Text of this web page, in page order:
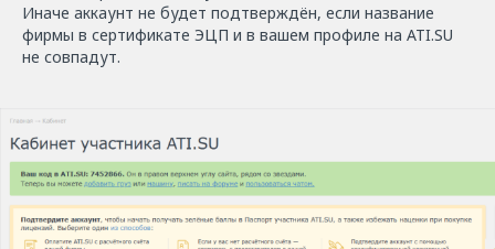
Иначе аккаунт не будет подтверждён, если название
фирмы в сертификате ЭЦП и в вашем профиле на ATI.SU
не совпадут.